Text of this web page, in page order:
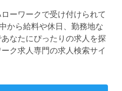
ーワークで受け付けられて
から給料や休日、勤務地な
なたにぴったりの求人を探
ク求人専門の求人検索サイ